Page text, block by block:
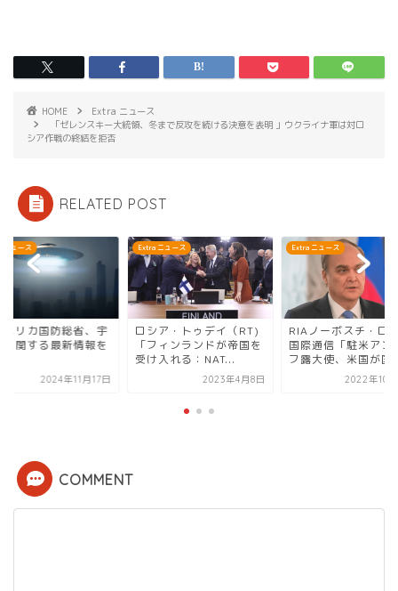
HOME
Extra ニュース
「ゼレンスキー大統領、冬まで反攻を続ける決意を表明 」ウクライナ軍は対ロ
シア作戦の終結を拒否
RELATED POST
ニュース
メリカ国防総省、宇
に関する最新情報を
2024年11月17日
Extra ニュース
ロシア・トゥデイ（RT)
「フィンランドが帝国を
受け入れる：NAT...
2023年4月8日
Extra ニュース
RIAノーボスチ・ロ
国際通信「駐米アン
フ露大使、米国が国
2022年10
COMMENT